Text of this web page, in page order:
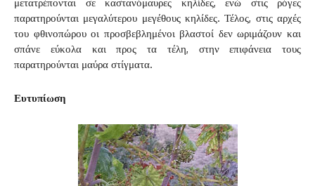
παρατηρούνται μεγαλύτερου μεγέθους κηλίδες. Τέλος, στις αρχές
του φθινοπώρου οι προσβεβλημένοι βλαστοί δεν ωριμάζουν και
σπάνε εύκολα και προς τα τέλη, στην επιφάνεια τους
παρατηρούνται μαύρα στίγματα.
Ευτυπίωση